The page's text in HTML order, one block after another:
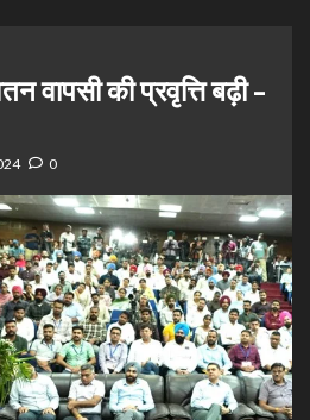
वापसी की प्रवृत्ति बढ़ी –
0